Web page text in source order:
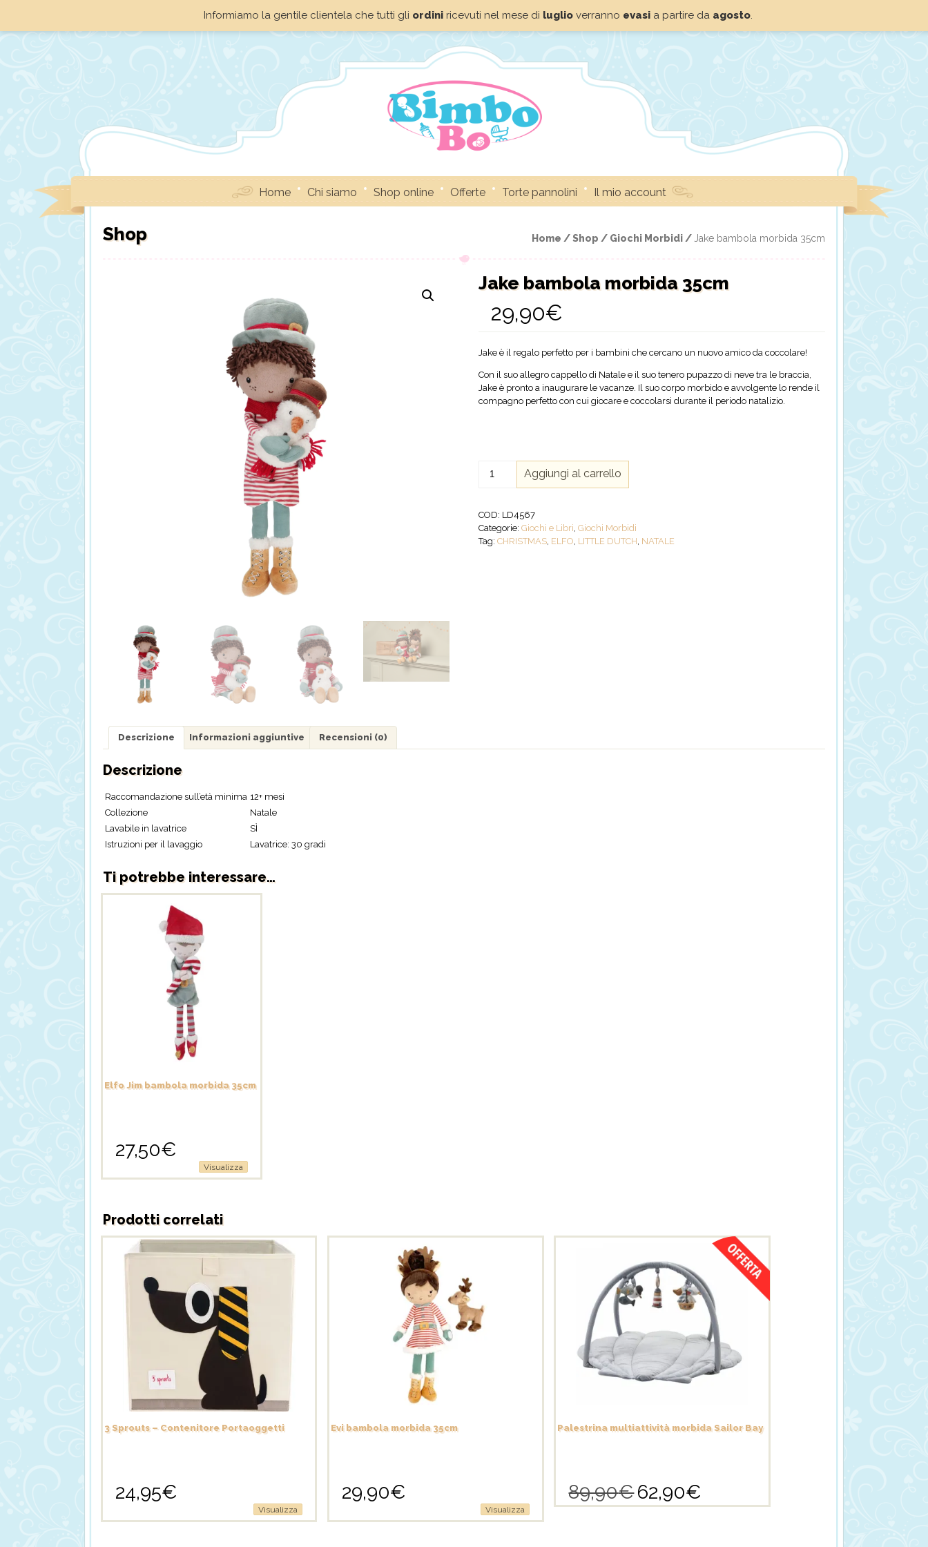
Informiamo la gentile clientela che tutti gli ordiniricevuti nel mese di luglioverranno evasia partire da agosto.
Home Chi siamo Shop online Offerte Torte pannolini Il mio account
Home /Shop / Giochi Morbidi / Jake bambola morbida 35cm
Shop
Jake bambola morbida 35cm
29,90€
Jake è il regalo perfetto per i bambini che cercano un nuovo amico da coccolare!
Con il suo allegro cappello di Natale e il suo tenero pupazzo di neve tra le braccia,
Jake è pronto a inaugurare le vacanze. Il suo corpo morbido e avvolgente lo rende il
compagno perfetto con cui giocare e coccolarsi durante il periodo natalizio.
bambola
quantità
Aggiungi al carrello
COD: LD4567
Categorie: Giochi e Libri Giochi Morbidi
Tag: CHRISTMAS, ELFO LITTLE DUTCH NATALE
Descrizione Informazioni aggiuntive Recensioni (0)
Descrizione
Raccomandazione sull’età minima 12+ mesi
Collezione
Natale
Lavabile in lavatrice
SÌ
Istruzioni per il lavaggio
Lavatrice: 30 gradi
Ti potrebbe interessare…
Elfo Jim bambola morbida 35cm
27,50€
Visualizza
Prodotti correlati
3 Sprouts – Contenitore Portaoggetti
24,95€
Visualizza
Evi bambola morbida 35cm
29,90€
Visualizza
Palestrina multiattività morbida Sailor Bay
89,90€ Il
prezzo
62,90€
prezzo